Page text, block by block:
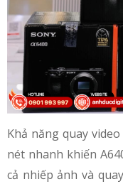
Khả năng quay
nét nhanh khiến
cả nhiếp ảnh và